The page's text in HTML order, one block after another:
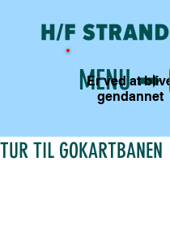
MENU ➡︎
Er ved at blive
gendannet
TUR TIL GOKARTBANEN